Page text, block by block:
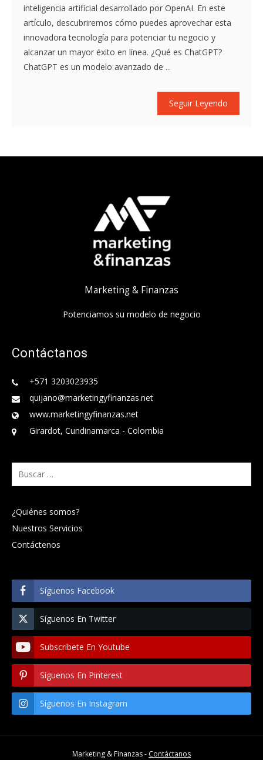
inteligencia artificial desarrollado por OpenAI. En este
artículo, descubriremos cómo puedes aprovechar esta
innovadora tecnología para potenciar tu negocio y
alcanzar un mayor éxito en línea. ¿Qué es ChatGPT?
ChatGPT es un modelo avanzado de ...
Seguir Leyendo
Marketing & Finanzas
Potenciamos su modelo de negocio
Contáctanos
+571 3203023935
quijano@marketingyfinanzas.net
www.marketingyfinanzas.net
Girardot, Cundinamarca - Colombia
Buscar:
¿Quiénes somos?
Nuestros Servicios
Contáctenos
Síguenos Facebook
Síguenos En Twitter
Subscribete En Youtube
Síguenos En Pinterest
Síguenos En Instagram
Marketing & Finanzas - Contáctanos